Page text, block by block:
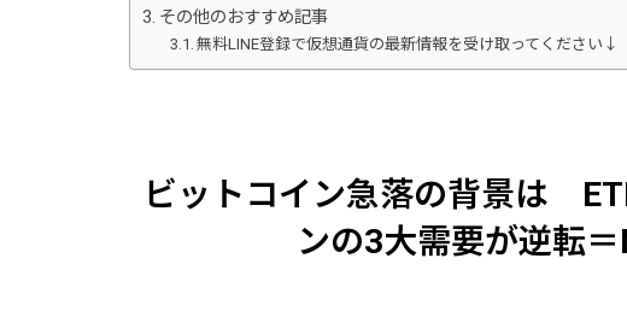
その他のおすすめ記事
無料LINE登録で仮想通貨の最新情報を受け取ってください↓
ビットコイン急落の背景は
ンの3大需要が逆転